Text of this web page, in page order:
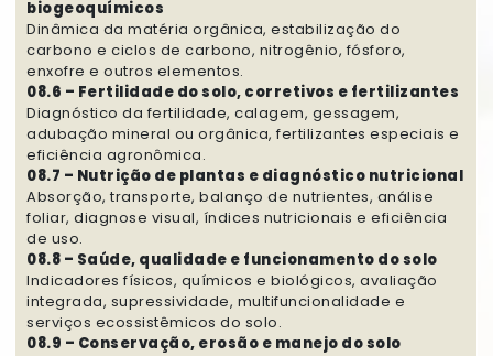
biogeoquímicos
Dinâmica da matéria orgânica, estabilização do
carbono e ciclos de carbono, nitrogênio, fósforo,
enxofre e outros elementos.
08.6 – Fertilidade do solo, corretivos e fertilizantes
Diagnóstico da fertilidade, calagem, gessagem,
adubação mineral ou orgânica, fertilizantes especiais e
eficiência agronômica.
08.7 – Nutrição de plantas e diagnóstico nutricional
Absorção, transporte, balanço de nutrientes, análise
foliar, diagnose visual, índices nutricionais e eficiência
de uso.
08.8 – Saúde, qualidade e funcionamento do solo
Indicadores físicos, químicos e biológicos, avaliação
integrada, supressividade, multifuncionalidade e
serviços ecossistêmicos do solo.
08.9 – Conservação, erosão e manejo do solo